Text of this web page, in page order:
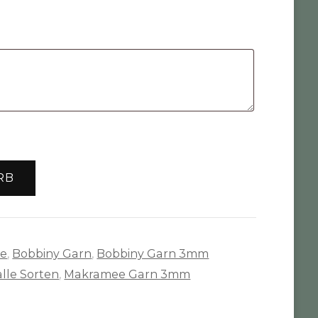
, Bobbiny Garn, Bobbiny Garn 3mm
Sorten, Makramee Garn 3mm